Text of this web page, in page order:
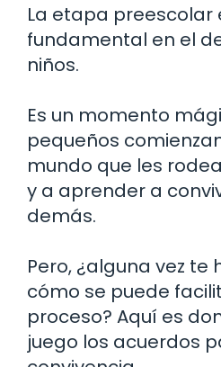
La etapa preescolar
fundamental en el
niños.
Es un momento
pequeños
mundo que les
y a aprender a
demás.
Pero, ¿alguna vez
cómo se puede
proceso? Aquí es
juego los acuerdos